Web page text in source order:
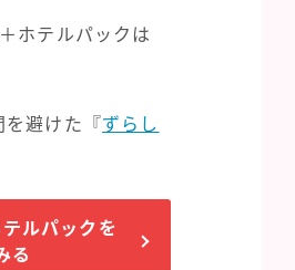
ホテルパックは
を避けた『ずらし
ルパックを
る